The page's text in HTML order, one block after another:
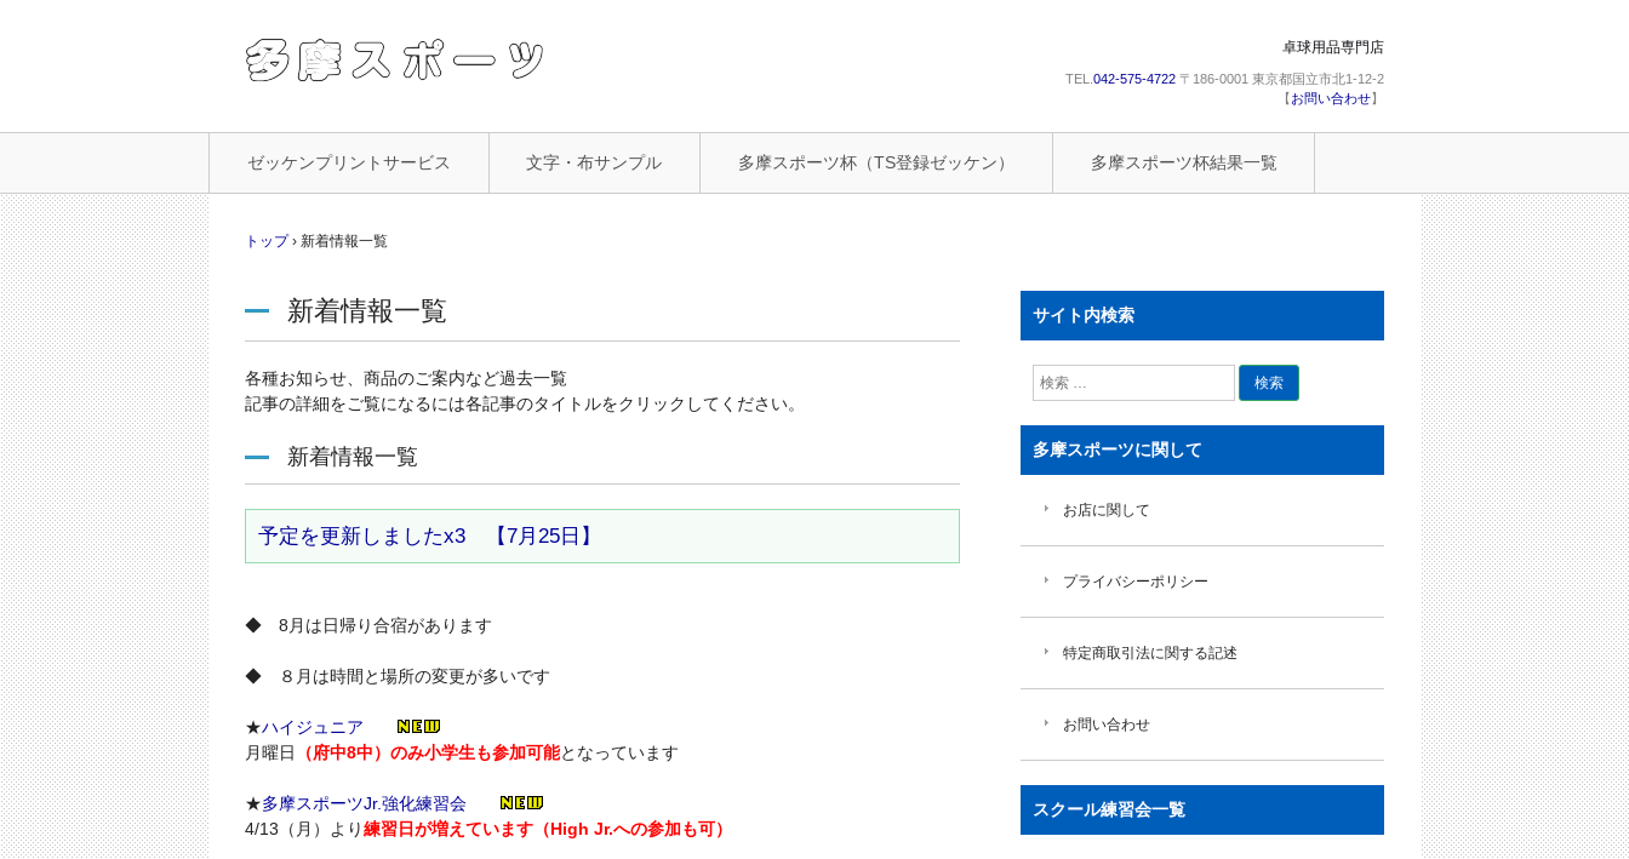
卓球用品専門店
TEL. 042-575-4722 〒186-0001 東京都国立市北1-12-2
【お問い合わせ】
テ
ン
ツ
へ
ス
キ
ッ
プ
ゼッケンプリントサービス 文字・布サンプル 多摩スポーツ杯（TS登録ゼッケン） 多摩スポーツ杯結果一覧
トップ › 新着情報一覧
新着情報一覧
各種お知らせ、商品のご案内など過去一覧
記事の詳細をご覧になるには各記事のタイトルをクリックしてください。
新着情報一覧
予定を更新しましたx3 【7月25日】
◆ 8月は日帰り合宿があります
◆ ８月は時間と場所の変更が多いです
★ハイジュニア
月曜日
（府中8中）のみ小学生も参加可能となっています
★多摩スポーツJr.強化練習会
4/13（月）より練習日が増えています（High Jr.への参加も可）
サイト内検索
検
索
多摩スポーツに関して
お店に関して
プライバシーポリシー
特定商取引法に関する記述
お問い合わせ
スクール練習会一覧